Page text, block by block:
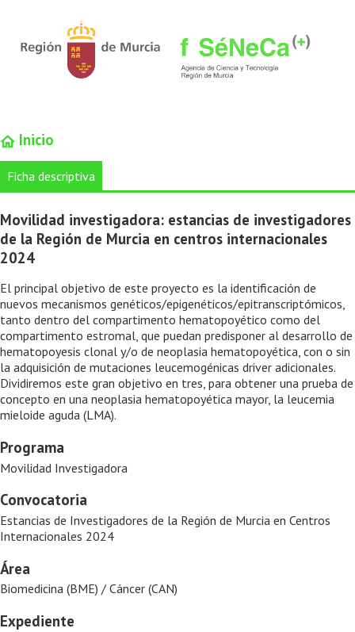
Inicio
Ficha descriptiva
Movilidad investigadora: estancias de investigadores
de la Región de Murcia en centros internacionales
2024
El principal objetivo de este proyecto es la identificación de
nuevos mecanismos genéticos/epigenéticos/epitranscriptómicos,
tanto dentro del compartimento hematopoyético como del
compartimento estromal, que puedan predisponer al desarrollo de
hematopoyesis clonal y/o de neoplasia hematopoyética, con o sin
la adquisición de mutaciones leucemogénicas driver adicionales.
Dividiremos este gran objetivo en tres, para obtener una prueba de
concepto en una neoplasia hematopoyética mayor, la leucemia
mieloide aguda (LMA).
Programa
Movilidad Investigadora
Convocatoria
Estancias de Investigadores de la Región de Murcia en Centros
Internacionales 2024
Área
Biomedicina (BME) / Cáncer (CAN)
Expediente